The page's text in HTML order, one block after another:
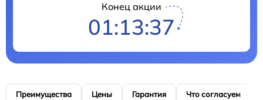
Конец акции
01:13:36
Преимущества Цены Гарантия Что согласуем